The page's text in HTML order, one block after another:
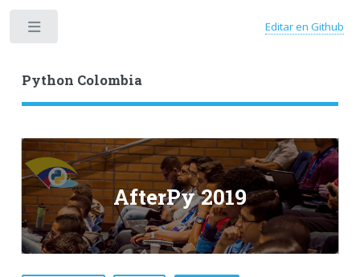
Python Colombia
Editar en Github
AfterPy 2019